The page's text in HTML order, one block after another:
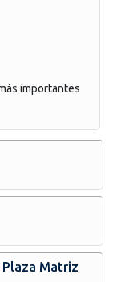
importantes
Plaza Matriz